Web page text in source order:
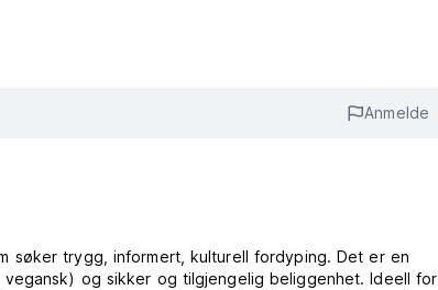
Anmelde
søker trygg, informert, kulturell fordyping. Det er en
og sikker og tilgjengelig beliggenhet. Ideell for